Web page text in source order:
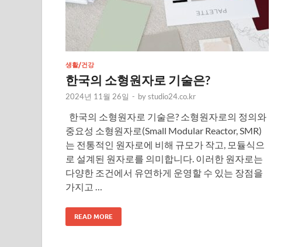
생활/건강
한국의 소형원자로 기술은?
2024년 11월 26일 - bystudio24.co.kr
한국의 소형원자로 기술은? 소형원자로의 정의와
중요성 소형원자로(Small Modular Reactor, SMR)
는 전통적인 원자로에 비해 규모가 작고, 모듈식으
로 설계된 원자로를 의미합니다. 이러한 원자로는
다양한 조건에서 유연하게 운영할 수 있는 장점을
가지고 …
READ MORE